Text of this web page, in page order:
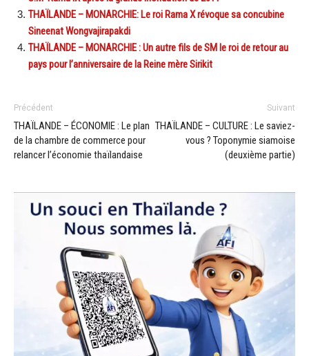
THAÏLANDE – MONARCHIE: Le roi Rama X révoque sa concubine
Sineenat Wongvajirapakdi
THAÏLANDE – MONARCHIE : Un autre fils de SM le roi de retour au
pays pour l’anniversaire de la Reine mère Sirikit
Précédent
THAÏLANDE – ÉCONOMIE : Le plan
de la chambre de commerce pour
relancer l’économie thaïlandaise
Suivant
THAÏLANDE – CULTURE : Le saviez-
vous ? Toponymie siamoise
(deuxième partie)